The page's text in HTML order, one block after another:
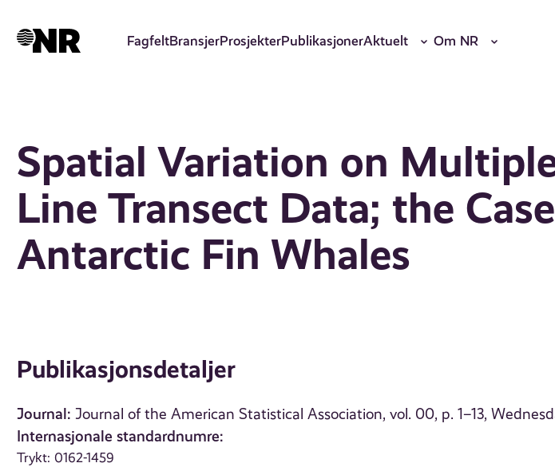
hovedinnhold
FagfeltBransjerProsjekterPublikasjonerAktuelt Om NR
Spatial Variation on
Line Transect Data; the
Antarctic Fin Whales
Publikasjonsdetaljer
Journal: Journal of the American Statistical Association, vol. 00, p. 1–13,
Internasjonale standardnumre:
Trykt: 0162-1459